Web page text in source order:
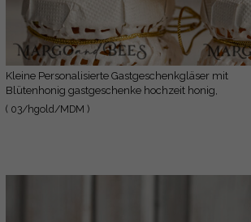
Kleine Personalisierte Gastgeschenkgläser mit
Blütenhonig gastgeschenke hochzeit honig,
Honiggeschenkglas mit Honig, handgemachte
Gastgeschenke zur Hochzeit
( 03/hgold/MDM )